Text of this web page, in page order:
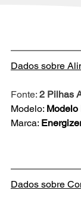
Dados sobre
Fonte: 2 Pilhas
Modelo: Modelo
Marca:
Dados sobre